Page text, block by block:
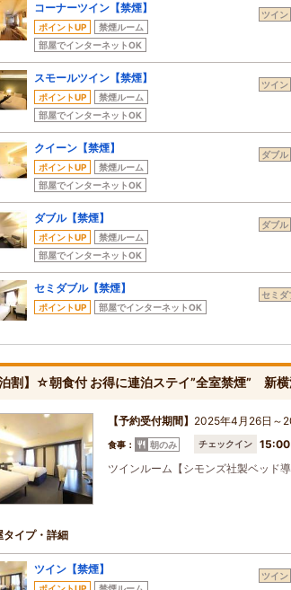
コーナーツイン【禁煙】
ポイントUP
禁煙ルーム
部屋でインターネットOK
ツイン
スモールツイン【禁煙】
ポイントUP
禁煙ルーム
部屋でインターネットOK
ツイン
クイーン【禁煙】
ポイントUP
禁煙ルーム
部屋でインターネットOK
ダブル
ダブル【禁煙】
ポイントUP
禁煙ルーム
部屋でインターネットOK
ダブル
セミダブル【禁煙】
ポイントUP 部屋でインターネットOK
セミダ
割】☆朝食付 お得に連泊ステイ”全室禁煙” 新横
【予約受付期間】 2025年4月26日～
食事： 朝のみ チェックイン 15:00
ツインルーム【シモンズ社製ベッド
タイプ・詳細
ツイン【禁煙】 ツイン